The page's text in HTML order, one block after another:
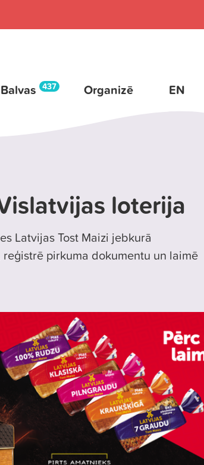
Balvas 437 Organizē EN
loterija
Latvijas Tost Maizi jebkurā
pirkuma dokumentu un laimē